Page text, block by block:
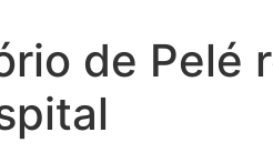
de Pelé